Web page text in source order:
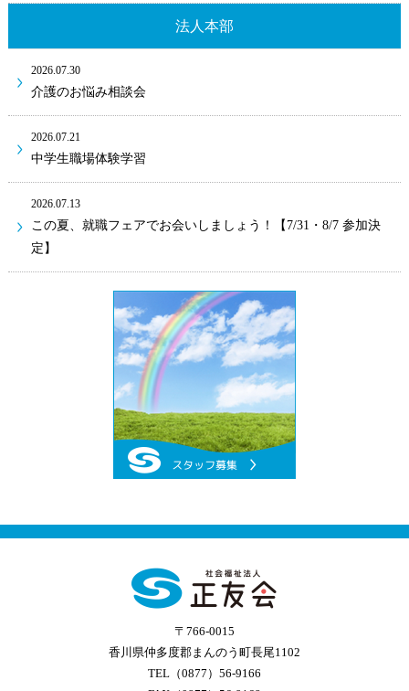
法人本部
2026.07.30
介護のお悩み相談会
2026.07.21
中学生職場体験学習
2026.07.13
この夏、就職フェアでお会いしましょう！【7/31・8/7 参加決
定】
〒766-0015
香川県仲多度郡まんのう町長尾1102
TEL（0877）56-9166